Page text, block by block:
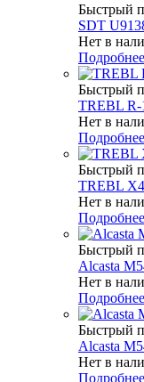
Быстрый
SDT
Нет в
Подробнее
Быстрый
TREBL R-
Нет в
Подробнее
Быстрый
TREBL
Нет в
Подробнее
Быстрый
Alcasta
Нет в
Подробнее
Быстрый
Alcasta
Нет в
Подробнее